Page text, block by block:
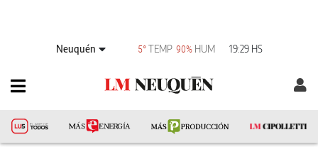
Neuquén 5° TEMP 90% HUM 19:29 HS